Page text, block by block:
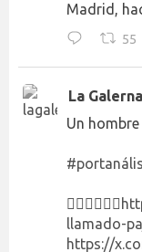
Madrid,
55
La Galerna
Un
👉🏻👉🏻👉🏻
llamado-
https://